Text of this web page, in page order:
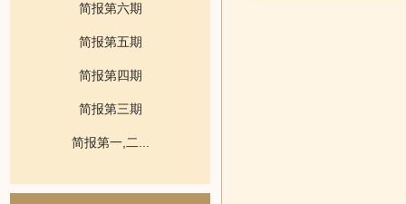
简报第六期
简报第五期
简报第四期
简报第三期
简报第一,二...